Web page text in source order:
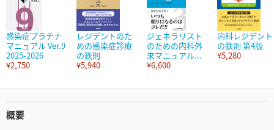
感染症プラチナ
マニュアル Ver.9
2025-2026
¥2,750
レジデントのた
めの感染症診療
の鉄則
¥5,940
ジェネラリスト
のための内科外
来マニュアル...
¥6,600
内科レジデント
の鉄則 第4版
¥5,280
概要